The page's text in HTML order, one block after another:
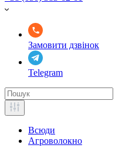
Замовити дзвінок
Telegram
Всюди
Агроволокно